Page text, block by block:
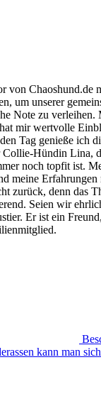
von Chaoshund.de
um unserer
Note zu
mir wertvolle
Tag genieße ich
Collie-Hündin Lina,
noch topfit ist.
meine
zurück, denn das
Seien wir
Er ist ein
kann man